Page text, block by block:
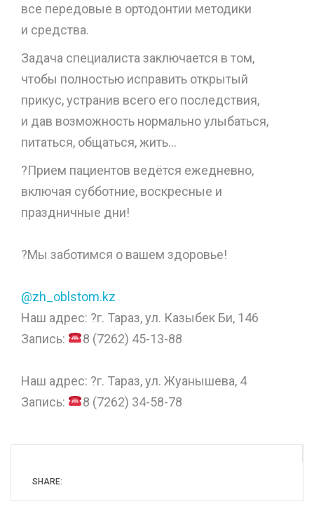
все передовые в ортодонтии методики
и средства.
Задача специалиста заключается в том,
чтобы полностью исправить открытый
прикус, устранив всего его последствия,
и дав возможность нормально улыбаться,
питаться, общаться, жить…
?Прием пациентов ведётся ежедневно,
включая субботние, воскресные и
праздничные дни!
?Мы заботимся о вашем здоровье!
@zh_oblstom.kz
Наш адрес: ?г. Тараз, ул. Казыбек Би, 146
Запись:
8 (7262) 45-13-88
Наш адрес: ?г. Тараз, ул. Жуанышева, 4
Запись:
8 (7262) 34-58-78
SHARE: